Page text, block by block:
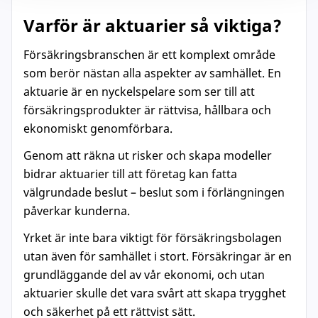
Varför är aktuarier så viktiga?
Försäkringsbranschen är ett komplext område
som berör nästan alla aspekter av samhället. En
aktuarie är en nyckelspelare som ser till att
försäkringsprodukter är rättvisa, hållbara och
ekonomiskt genomförbara.
Genom att räkna ut risker och skapa modeller
bidrar aktuarier till att företag kan fatta
välgrundade beslut – beslut som i förlängningen
påverkar kunderna.
Yrket är inte bara viktigt för försäkringsbolagen
utan även för samhället i stort. Försäkringar är en
grundläggande del av vår ekonomi, och utan
aktuarier skulle det vara svårt att skapa trygghet
och säkerhet på ett rättvist sätt.